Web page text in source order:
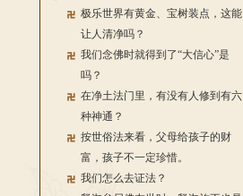
极乐世界有黄金、宝树装点，这能
让人清净吗？
我们念佛时就得到了“大信心”是
吗？
在净土法门里，有没有人修到有六
种神通？
按世俗法来看，父母给孩子的财
富，孩子不一定珍惜。
我们怎么去证法？